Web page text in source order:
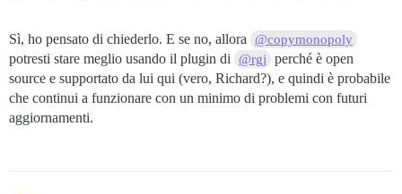
Sì, ho pensato di chiederlo. E se no, allora @copymonopoly
potresti stare meglio usando il plugin di @rgj
perché è open
source e supportato da lui qui (vero, Richard?), e quindi è probabile
che continui a funzionare con un minimo di problemi con futuri
aggiornamenti.